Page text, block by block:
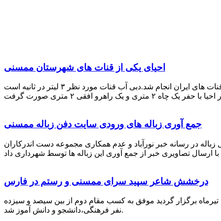
احیای یکی از قنات های شهرستان ممسنی
احیای این قنات به گفته علیرضا ظهیر امامی رئیس کانون کارآفرینی فارس با بهره گیری از دانش و تجربه دکتر مرتضی تفتی پیشکسوت قنات های ایران انجام شد.دبی آب قنات مورد نظر ۳ لیتر در ثانیه است
جمع آوری زباله های ورودی سایت دفن زباله ممسنی
در رسانه خبر نورآباد و عدم همکاری مجموعه دست اندرکاران
درخشش شاعر سپید سرای ممسنی و رستم در فارس
برگزار گردید موفق به کسب مقام دوم از بین سیصد و سیزده
نفر فرهنگی،دانشجو و دانش آموز شد.